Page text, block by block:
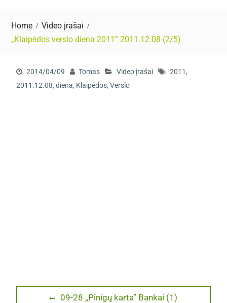
Home
Video įrašai
„Klaipėdos verslo diena 2011” 2011.12.08 (2/5)
2014/04/09 Tomas Video įrašai 2011 ,
2011.12.08, diena, Klaipėdos, Verslo
NavigacijaPrevious
09-28 „Pinigų karta” Bankai (1)